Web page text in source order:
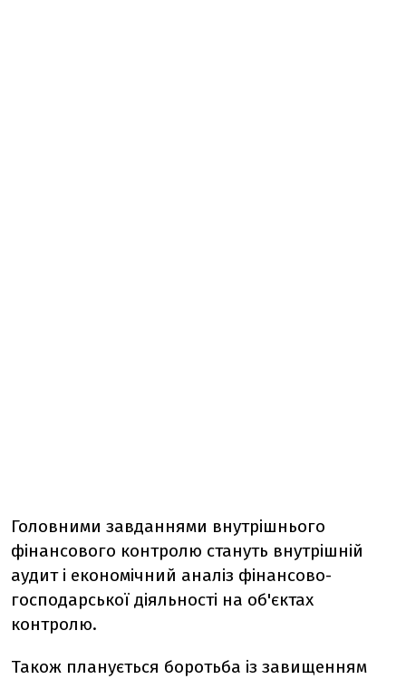
Головними завданнями внутрішнього
фінансового контролю стануть внутрішній
аудит і економічний аналіз фінансово-
господарської діяльності на об'єктах
контролю.
Також планується боротьба із завищенням